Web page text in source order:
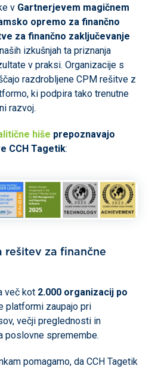
v Gartnerjevem magičnem
opremo za finančno
za finančno zaključevanje
izkušnjah ta priznanja
v praksi. Organizacije s
razdrobljene CPM rešitve z
ki podpira tako trenutne
razvoj.
hiše prepoznavajo
CCH Tagetik:
rešitev za finančne
več kot 2.000 organizacij po
platformi zaupajo pri
večji preglednosti in
poslovne spremembe.
pomagamo, da CCH Tagetik